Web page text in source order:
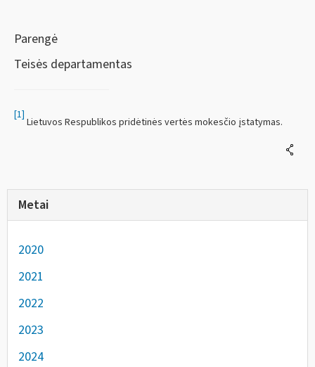
Parengė
Teisės departamentas
[1]
Lietuvos Respublikos pridėtinės vertės mokesčio įstatymas.
Metai
2020
2021
2022
2023
2024